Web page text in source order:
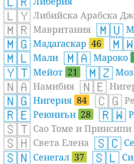
🇱🇾 Либийска Арабска
🇲🇷 Мавритания 🇲🇺
🇲🇬 Мадагаскар 46
🇲🇱 Мали 🇲🇦 Мароко
🇾🇹 Мейот 21 🇲🇿
🇳🇦 Намибия 🇳🇪
🇳🇬 Нигерия 84 🇨🇬
🇷🇪 Реюниън 28 🇷🇼
🇸🇹 Сао Томе и Принсипи
🇸🇭 Света Елена 🇸🇨
🇸🇳 Сенегал 37 🇸🇱